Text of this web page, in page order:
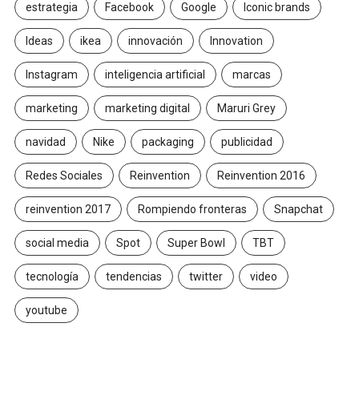
estrategia Facebook Google Iconic brands
Ideas ikea innovación Innovation
Instagram inteligencia artificial marcas
marketing marketing digital Maruri Grey
navidad Nike packaging publicidad
Redes Sociales Reinvention Reinvention 2016
reinvention 2017 Rompiendo fronteras Snapchat
social media Spot Super Bowl TBT
tecnología tendencias twitter video
youtube